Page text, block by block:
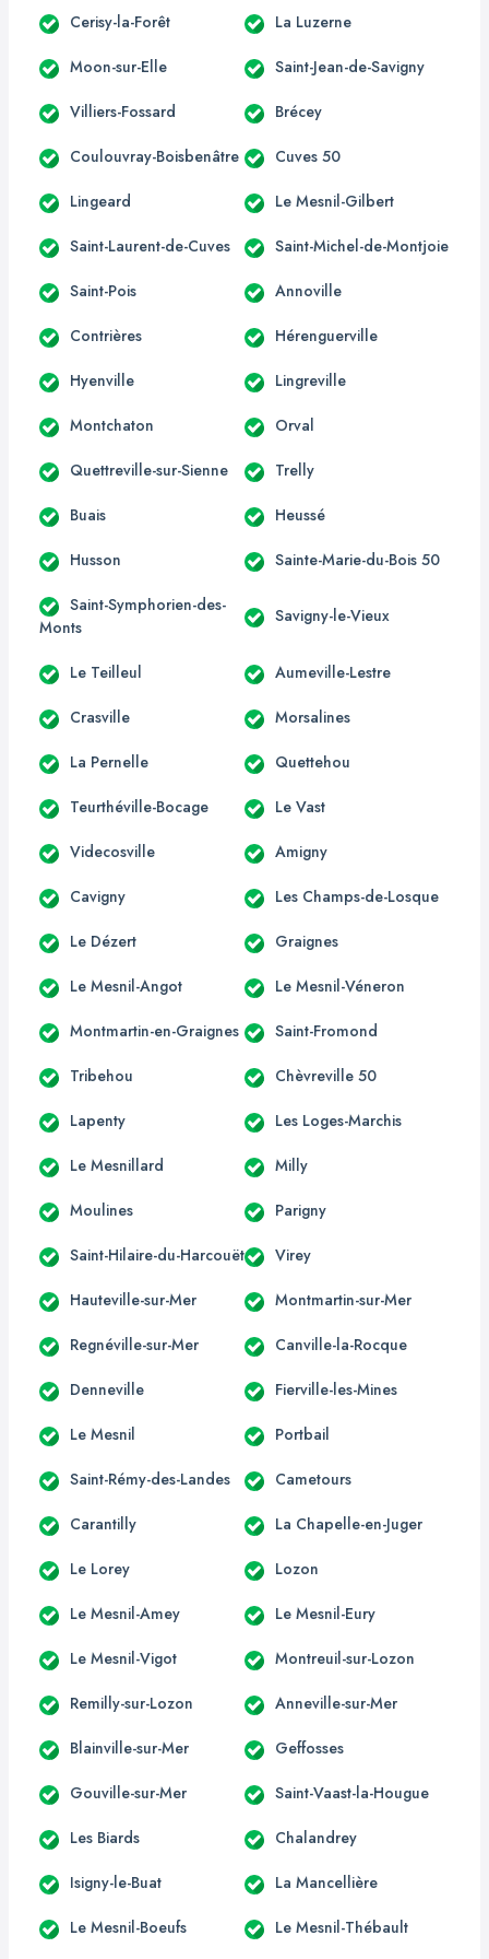
Cerisy-la-Forêt La Luzerne
Moon-sur-Elle Saint-Jean-de-Savigny
Villiers-Fossard Brécey
Coulouvray-Boisbenâtre Cuves 50
Lingeard Le Mesnil-Gilbert
Saint-Laurent-de-Cuves Saint-Michel-de-Montjoie
Saint-Pois Annoville
Contrières Hérenguerville
Hyenville Lingreville
Montchaton Orval
Quettreville-sur-Sienne Trelly
Buais Heussé
Husson Sainte-Marie-du-Bois 50
Saint-Symphorien-des-
Monts
Savigny-le-Vieux
Le Teilleul Aumeville-Lestre
Crasville Morsalines
La Pernelle Quettehou
Teurthéville-Bocage Le Vast
Videcosville Amigny
Cavigny Les Champs-de-Losque
Le Dézert Graignes
Le Mesnil-Angot Le Mesnil-Véneron
Montmartin-en-Graignes Saint-Fromond
Tribehou Chèvreville 50
Lapenty Les Loges-Marchis
Le Mesnillard Milly
Moulines Parigny
Saint-Hilaire-du-Harcouët Virey
Hauteville-sur-Mer Montmartin-sur-Mer
Regnéville-sur-Mer Canville-la-Rocque
Denneville Fierville-les-Mines
Le Mesnil Portbail
Saint-Rémy-des-Landes Cametours
Carantilly La Chapelle-en-Juger
Le Lorey Lozon
Le Mesnil-Amey Le Mesnil-Eury
Le Mesnil-Vigot Montreuil-sur-Lozon
Remilly-sur-Lozon Anneville-sur-Mer
Blainville-sur-Mer Geffosses
Gouville-sur-Mer Saint-Vaast-la-Hougue
Les Biards Chalandrey
Isigny-le-Buat La Mancellière
Le Mesnil-Boeufs Le Mesnil-Thébault